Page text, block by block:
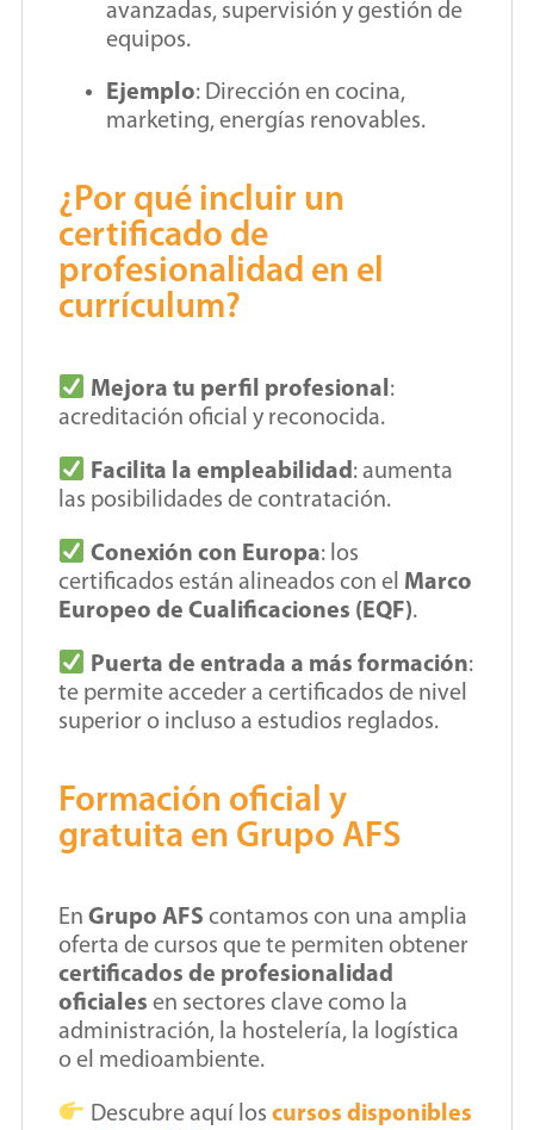
avanzadas, supervisión y gestión de
equipos.
Ejemplo: Dirección en cocina,
marketing, energías renovables.
¿Por qué incluir un
certificado de
profesionalidad en el
currículum?
Mejora tu perfil profesional:
acreditación oficial y reconocida.
Facilita la empleabilidad: aumenta
las posibilidades de contratación.
Conexión con Europa: los
certificados están alineados con el Marco
Europeo de Cualificaciones (EQF).
Puerta de entrada a más formación:
te permite acceder a certificados de nivel
superior o incluso a estudios reglados.
Formación oficial y
gratuita en Grupo AFS
En Grupo AFS contamos con una amplia
oferta de cursos que te permiten obtener
certificados de profesionalidad
oficiales en sectores clave como la
administración, la hostelería, la logística
o el medioambiente.
Descubre aquí los cursos disponibles